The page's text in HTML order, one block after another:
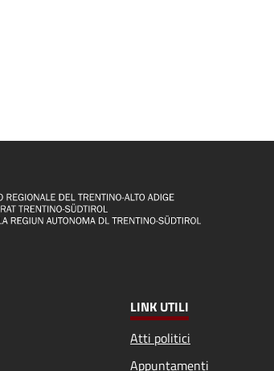
LINK UTILI
Atti politici
Appuntamenti